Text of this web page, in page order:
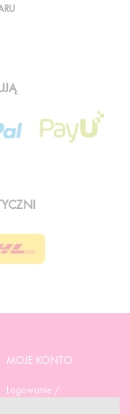
MOJE KONTO
Logowanie /